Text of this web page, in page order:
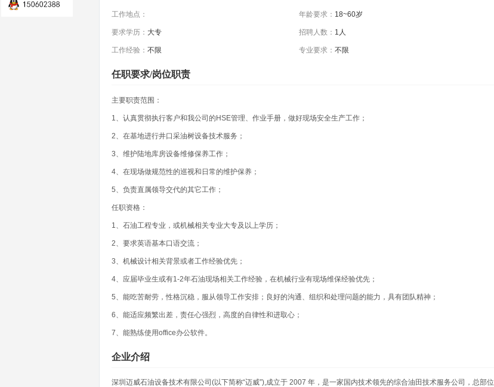
工作地点： 年龄要求： 18~60岁
要求学历： 大专 招聘人数： 1人
工作经验： 不限 专业要求： 不限
任职要求/岗位职责
主要职责范围：
1、认真贯彻执行客户和我公司的HSE管理、作业手册，做好现场安全生产工作；
2、在基地进行井口采油树设备技术服务；
3、维护陆地库房设备维修保养工作；
4、在现场做规范性的巡视和日常的维护保养；
5、负责直属领导交代的其它工作；
任职资格：
1、石油工程专业，或机械相关专业大专及以上学历；
2、要求英语基本口语交流；
3、机械设计相关背景或者工作经验优先；
4、应届毕业生或有1-2年石油现场相关工作经验，在机械行业有现场维保经验优先；
5、能吃苦耐劳，性格沉稳，服从领导工作安排；良好的沟通、组织和处理问题的能力，具有团队精神；
6、能适应频繁出差，责任心强烈，高度的自律性和进取心；
7、能熟练使用office办公软件。
企业介绍
深圳迈威石油设备技术有限公司(以下简称“迈威”),成立于 2007 年，是一家国内技术领先的综合油田技术服务公司，总部位